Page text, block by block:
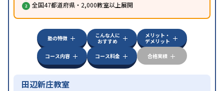
全国47都道府県・2,000教室以上展開
塾の特徴
こんな人に
おすすめ
メリット・
デメリット
コース内容
コース料金 合格実績
田辺新庄教室